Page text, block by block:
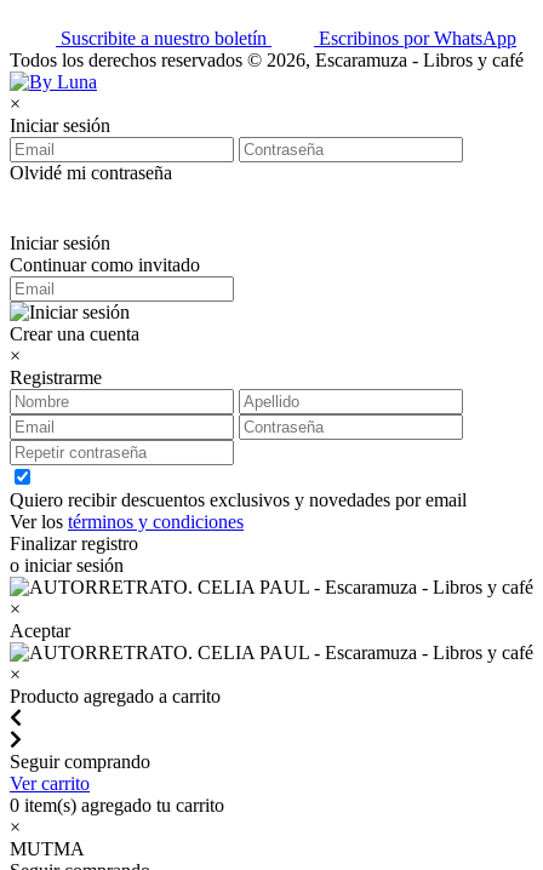
Suscribite a nuestro boletín
Escribinos por WhatsApp
Todos los derechos reservados © 2026, Escaramuza - Libros y café
×
Iniciar sesión
Olvidé mi contraseña
Iniciar sesión
Continuar como invitado
Crear una cuenta
×
Registrarme
Quiero recibir descuentos exclusivos y novedades por email
Ver los términos y condiciones
Finalizar registro
o iniciar sesión
×
Aceptar
×
Producto agregado a carrito
Seguir comprando
Ver carrito
0 item(s) agregado tu carrito
×
MUTMA